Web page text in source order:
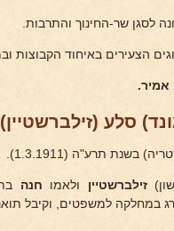
הצעירים באיחוד הקבוצות
אמיר.
סלע (זילברשטיין)
בשנת תרע"ה (1.3.1911).
זילברשטיין ולאמו חנה
במחלקה למשפטים, וקיבל